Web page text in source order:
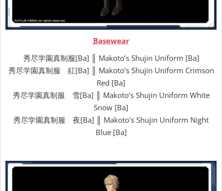
Basewear
秀尽学園真制服[Ba] ║ Makoto’s Shujin Uniform [Ba]
秀尽学園真制服 紅[Ba] ║ Makoto’s Shujin Uniform Crimson
Red [Ba]
秀尽学園真制服 雪[Ba] ║ Makoto’s Shujin Uniform White
Snow [Ba]
秀尽学園真制服 夜[Ba] ║ Makoto’s Shujin Uniform Night
Blue [Ba]